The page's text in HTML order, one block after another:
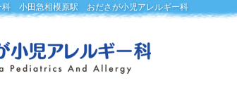
小田急相模原駅 おださが小児アレルギー科